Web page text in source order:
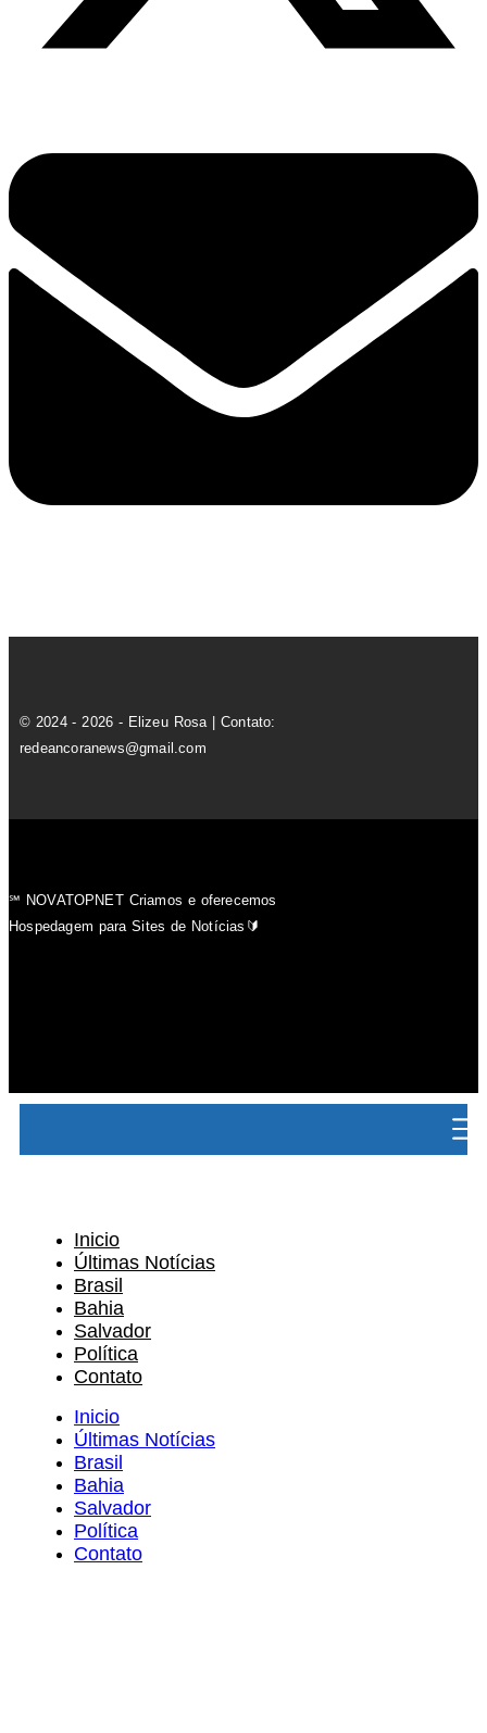
© 2024 - 2026 - Elizeu Rosa | Contato:
redeancoranews@gmail.com
℠ NOVATOPNET Criamos e oferecemos
Hospedagem para Sites de Notícias🔰
Inicio
Últimas Notícias
Brasil
Bahia
Salvador
Política
Contato
Inicio
Últimas Notícias
Brasil
Bahia
Salvador
Política
Contato